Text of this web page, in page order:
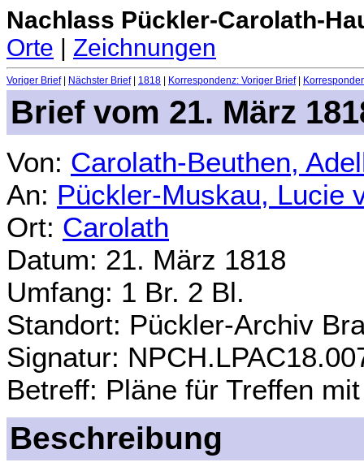
Nachlass Pückler-Carolath-
Orte | Zeichnungen
Voriger Brief| Nächster Brief| 1818 Korrespondenz: Voriger Brief|
Brief vom 21. März
Von: Carolath-Beuthen,
An: Pückler-Muskau, Lucie
Ort: Carolath
Datum: 21. März 1818
Umfang: 1 Br. 2 Bl.
Standort: Pückler-Archiv
Signatur:
Betreff: Pläne für Treffen
Beschreibung